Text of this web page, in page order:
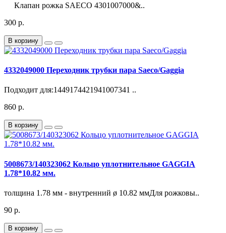
Клапан рожка SAECO 4301007000&..
300 р.
В корзину
4332049000 Переходник трубки пара Saeco/Gaggia
Подходит для:1449174421941007341 ..
860 р.
В корзину
5008673/140323062 Кольцо уплотнительное GAGGIA
1.78*10.82 мм.
толщина 1.78 мм - внутренний ø 10.82 ммДля рожковы..
90 р.
В корзину